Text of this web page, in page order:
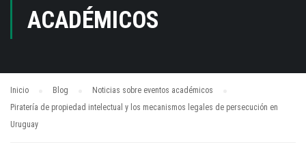
ACADÉMICOS
Inicio Blog
Noticias sobre eventos académicos
Piratería de propiedad intelectual y los mecanismos legales de persecución en
Uruguay